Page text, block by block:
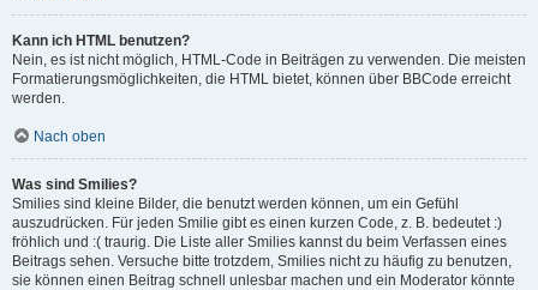
Kann ich HTML benutzen?
Nein, es ist nicht möglich, HTML-Code in Beiträgen zu verwenden. Die meisten
Formatierungsmöglichkeiten, die HTML bietet, können über BBCode erreicht
werden.
Nach oben
Was sind Smilies?
Smilies sind kleine Bilder, die benutzt werden können, um ein Gefühl
auszudrücken. Für jeden Smilie gibt es einen kurzen Code, z. B. bedeutet :)
fröhlich und :( traurig. Die Liste aller Smilies kannst du beim Verfassen eines
Beitrags sehen. Versuche bitte trotzdem, Smilies nicht zu häufig zu benutzen,
sie können einen Beitrag schnell unlesbar machen und ein Moderator könnte